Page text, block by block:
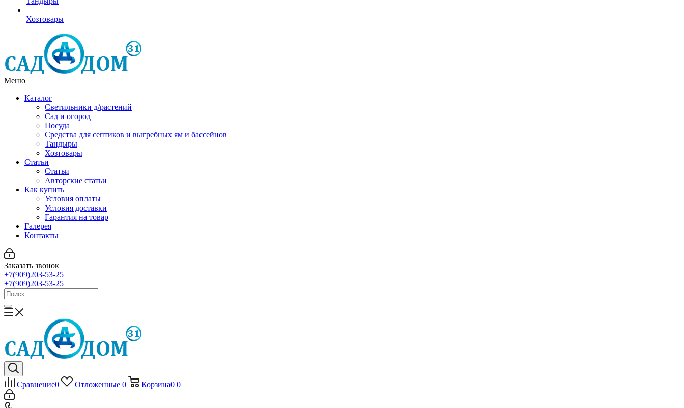
Хозтовары
Меню
Каталог
Светильники д/растений
Сад и огород
Посуда
Средства для септиков и выгребных ям и бассейнов
Тандыры
Хозтовары
Статьи
Статьи
Авторские статьи
Как купить
Условия оплаты
Условия доставки
Гарантия на товар
Галерея
Контакты
Заказать звонок
+7(909)203-53-25
+7(909)203-53-25
Сравнение0 Отложенные 0 Корзина0 0